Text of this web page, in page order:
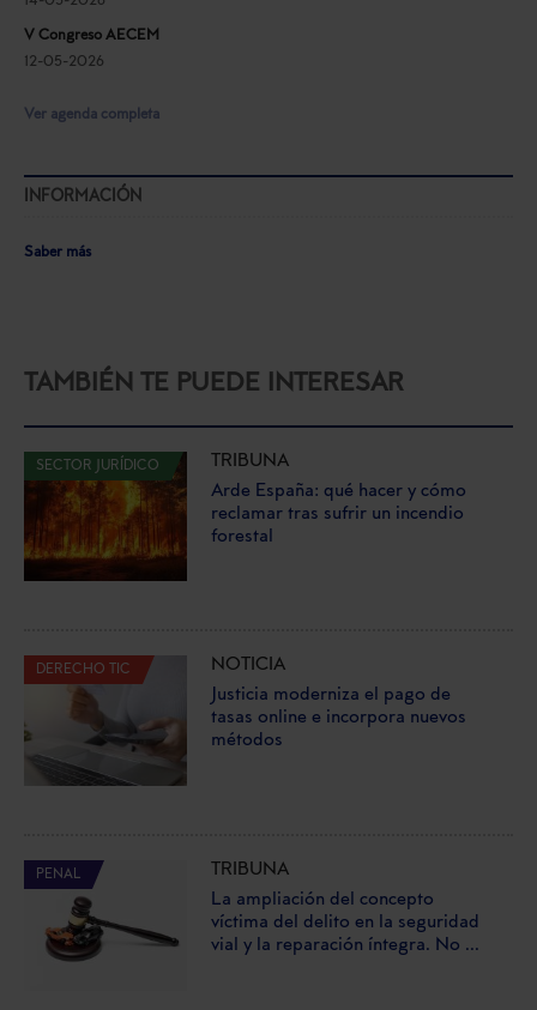
V Congreso AECEM
12-05-2026
Ver agenda completa
INFORMACIÓN
Saber más
TAMBIÉN TE PUEDE INTERESAR
SECTOR JURÍDICO
TRIBUNA
Arde España: qué hacer y cómo
reclamar tras sufrir un incendio
forestal
DERECHO TIC
NOTICIA
Justicia moderniza el pago de
tasas online e incorpora nuevos
métodos
PENAL
TRIBUNA
La ampliación del concepto
víctima del delito en la seguridad
vial y la reparación íntegra. No ...